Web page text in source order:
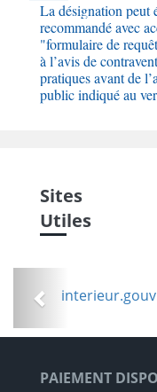
La désignation peut
recommandé avec
"formulaire de
à l’avis de
pratiques avant de
public indiqué au
Sites
Utiles
PAIEMENT